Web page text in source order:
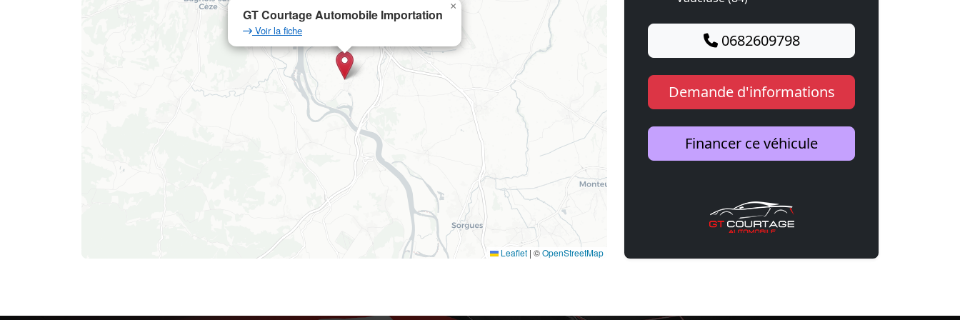
GT Courtage Automobile Importation
Voir la fiche
×
Leaflet | ©OpenStreetMap
0682609798
Demande d'informations
Financer ce véhicule